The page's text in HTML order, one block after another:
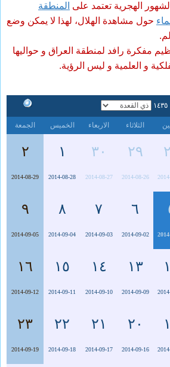
الهجرية تعتمد على المنطقة
حول مشاهدة الهلال، لهذا لا يمكن وضع
مفكرة رافد لمنطقة العراق و حواليها
و العلمية و ليس الرؤية.
١٤٣٥
الثلاثاء الاربعاء الخميس الجمعة
٢٩
2014-08-26
٣٠
2014-08-27
١
2014-08-28
٢
2014-08-29
٦
2014-09-02
٧
2014-09-03
٨
2014-09-04
٩
2014-09-05
١٣
2014-09-09
١٤
2014-09-10
١٥
2014-09-11
١٦
2014-09-12
٢٠
2014-09-16
٢١
2014-09-17
٢٢
2014-09-18
٢٣
2014-09-19